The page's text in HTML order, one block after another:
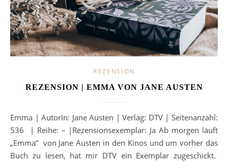
REZENSION
REZENSION | EMMA VON JANE AUSTEN
Emma | AutorIn: Jane Austen | Verlag: DTV | Seitenanzahl:
536 | Reihe: – |Rezensionsexemplar: Ja Ab morgen läuft
„Emma“ von Jane Austen in den Kinos und um vorher das
Buch zu lesen, hat mir DTV ein Exemplar zugeschickt.